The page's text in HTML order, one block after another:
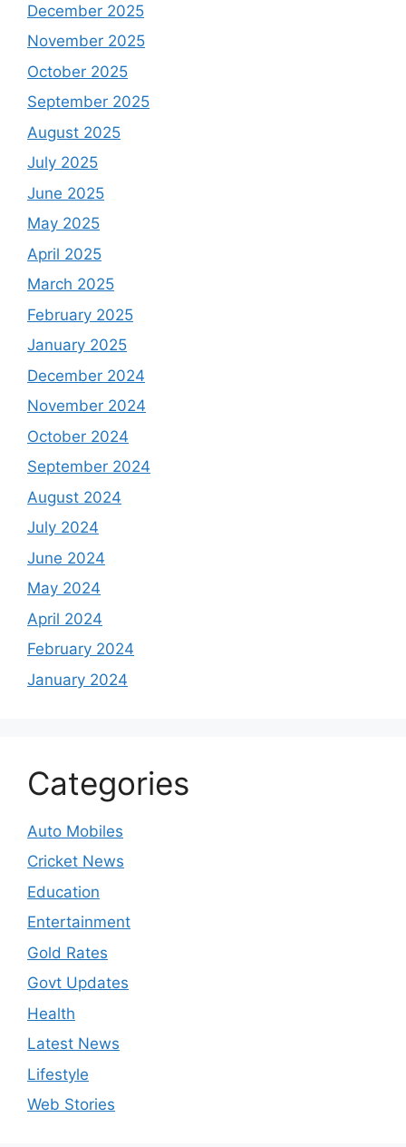
December 2025
November 2025
October 2025
September 2025
August 2025
July 2025
June 2025
May 2025
April 2025
March 2025
February 2025
January 2025
December 2024
November 2024
October 2024
September 2024
August 2024
July 2024
June 2024
May 2024
April 2024
February 2024
January 2024
Categories
Auto Mobiles
Cricket News
Education
Entertainment
Gold Rates
Govt Updates
Health
Latest News
Lifestyle
Web Stories